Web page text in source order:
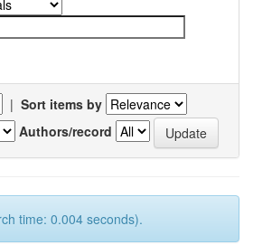
| Sort items by
Authors/record
time: 0.004 seconds).